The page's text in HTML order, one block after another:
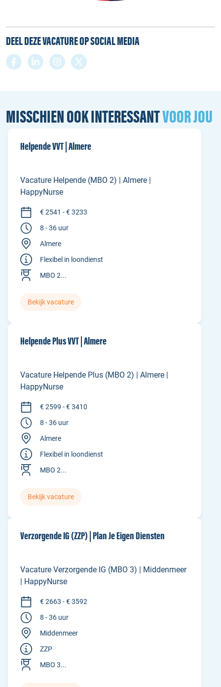
DEEL DEZE VACATURE OP SOCIAL MEDIA
MISSCHIEN OOK INTERESSANTVOOR JOU
Helpende VVT | Almere
Vacature Helpende (MBO 2) | Almere |
HappyNurse
€ 2541 - € 3233
8 - 36 uur
Almere
Flexibel in loondienst
MBO 2...
Bekijk vacature
Helpende Plus VVT | Almere
Vacature Helpende Plus (MBO 2) | Almere |
HappyNurse
€ 2599 - € 3410
8 - 36 uur
Almere
Flexibel in loondienst
MBO 2...
Bekijk vacature
Verzorgende IG (ZZP) | Plan Je Eigen Diensten
Vacature Verzorgende IG (MBO 3) | Middenmeer
| HappyNurse
€ 2663 - € 3592
8 - 36 uur
Middenmeer
ZZP
MBO 3...